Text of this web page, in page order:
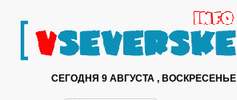
СЕГОДНЯ 9 АВГУСТА , ВОСКРЕСЕНЬЕ